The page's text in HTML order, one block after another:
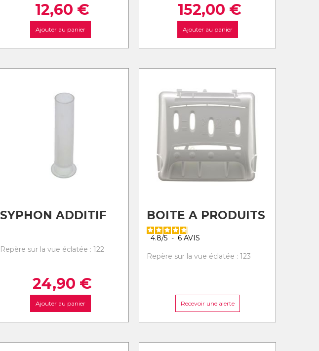
12,60 €
Ajouter au panier
152,00 €
Ajouter au panier
SYPHON ADDITIF
Repère sur la vue éclatée : 122
24,90 €
Ajouter au panier
BOITE A PRODUITS
4.8/5 - 6AVIS
Repère sur la vue éclatée : 123
Recevoir une alerte